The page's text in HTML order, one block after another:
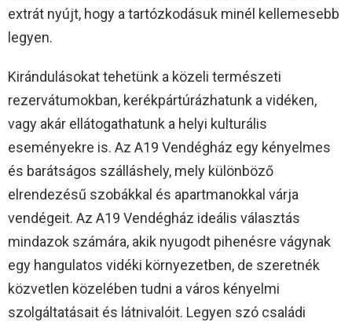
extrát nyújt, hogy a tartózkodásuk minél kellemesebb
legyen.
Kirándulásokat tehetünk a közeli természeti
rezervátumokban, kerékpártúrázhatunk a vidéken,
vagy akár ellátogathatunk a helyi kulturális
eseményekre is. Az A19 Vendégház egy kényelmes
és barátságos szálláshely, mely különböző
elrendezésű szobákkal és apartmanokkal várja
vendégeit. Az A19 Vendégház ideális választás
mindazok számára, akik nyugodt pihenésre vágynak
egy hangulatos vidéki környezetben, de szeretnék
közvetlen közelében tudni a város kényelmi
szolgáltatásait és látnivalóit. Legyen szó családi